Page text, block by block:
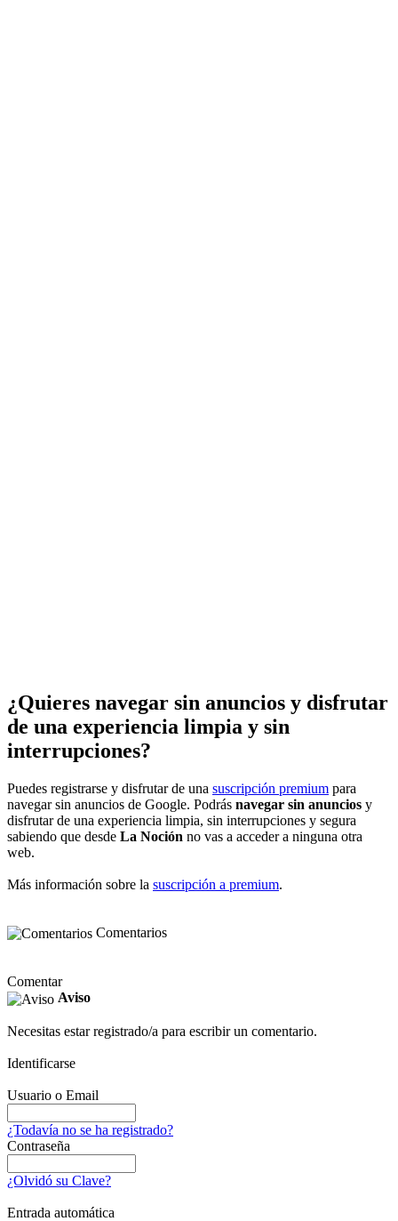
¿Quieres navegar sin anuncios y disfrutar
de una experiencia limpia y sin
interrupciones?
Puedes registrarse y disfrutar de una suscripción premium para
navegar sin anuncios de Google. Podrás navegar sin anuncios y
disfrutar de una experiencia limpia, sin interrupciones y segura
sabiendo que desde La Noción no vas a acceder a ninguna otra
web.
Más información sobre la suscripción a premium.
Comentarios
Comentar
Aviso
Necesitas estar registrado/a para escribir un comentario.
Identificarse
Usuario o Email
¿Todavía no se ha registrado?
Contraseña
¿Olvidó su Clave?
Entrada automática